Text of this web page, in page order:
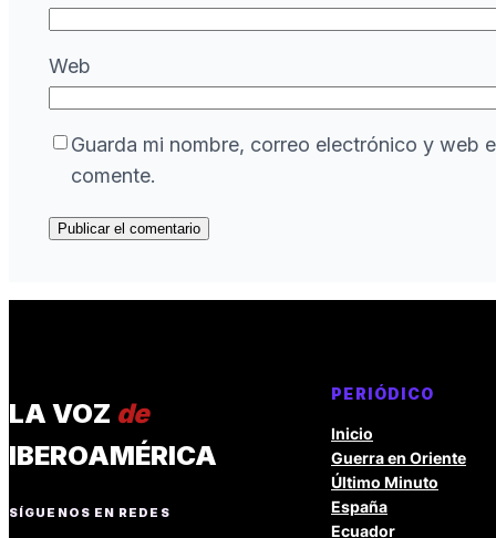
Web
Guarda mi nombre, correo electrónico y web
comente.
LA VOZ de
IBEROAMÉRICA
SÍGUENOS EN REDES
PERIÓDICO
Inicio
Guerra en Oriente
Último Minuto
España
Ecuador